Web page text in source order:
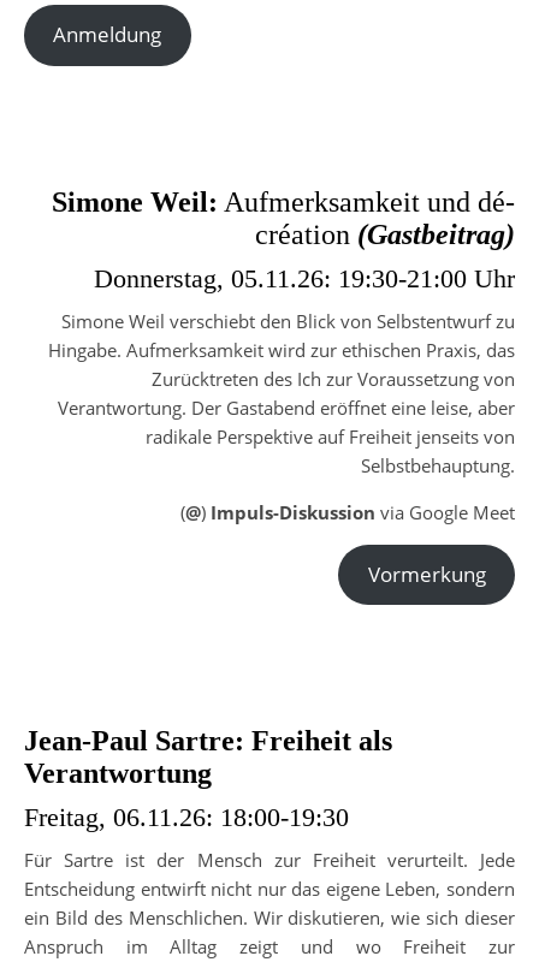
Anmeldung
Simone Weil: Aufmerksamkeit und dé-
création (Gastbeitrag)
Donnerstag, 05.11.26: 19:30-21:00 Uhr
Simone Weil verschiebt den Blick von Selbstentwurf zu
Hingabe. Aufmerksamkeit wird zur ethischen Praxis, das
Zurücktreten des Ich zur Voraussetzung von
Verantwortung. Der Gastabend eröffnet eine leise, aber
radikale Perspektive auf Freiheit jenseits von
Selbstbehauptung.
(@) Impuls-Diskussion via Google Meet
Vormerkung
Jean-Paul Sartre: Freiheit als
Verantwortung
Freitag, 06.11.26: 18:00-19:30
Für Sartre ist der Mensch zur Freiheit verurteilt. Jede
Entscheidung entwirft nicht nur das eigene Leben, sondern
ein Bild des Menschlichen. Wir diskutieren, wie sich dieser
Anspruch im Alltag zeigt und wo Freiheit zur